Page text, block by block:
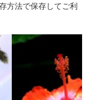
法で保存してご利